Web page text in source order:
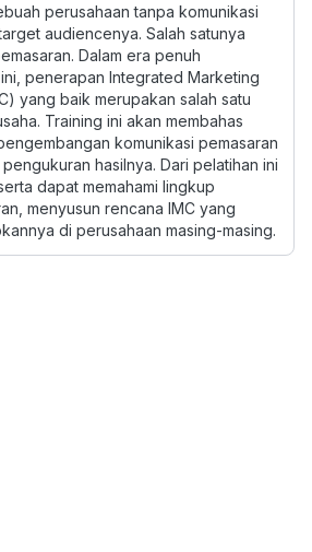
perusahaan tanpa komunikasi
audiencenya. Salah satunya
Dalam era penuh
penerapan Integrated Marketing
yang baik merupakan salah satu
Training ini akan membahas
komunikasi pemasaran
hasilnya. Dari pelatihan ini
dapat memahami lingkup
menyusun rencana IMC yang
di perusahaan masing-masing.